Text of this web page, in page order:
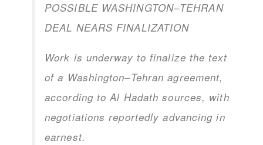
POSSIBLE WASHINGTON–TEHRAN
DEAL NEARS FINALIZATION
Work is underway to finalize the text
of a Washington–Tehran agreement,
according to Al Hadath sources, with
negotiations reportedly advancing in
earnest.